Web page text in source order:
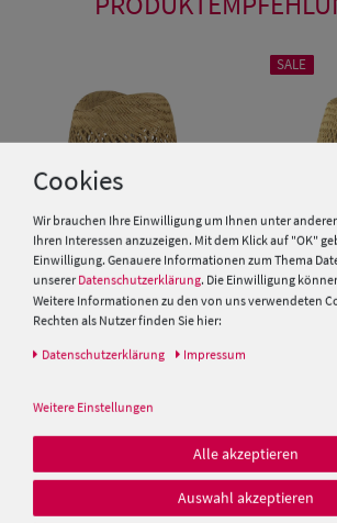
Luftiger leichter Stroh
Stroh mit 4-Fach Kordel-
39,99 €
SALE
Cookies
Wir brauchen Ihre Einwilligung um Ihnen unter
Ihren Interessen anzuzeigen. Mit dem Klick auf "OK"
Einwilligung. Genauere Informationen zum Thema
unsererDatenschutzerklärung. Die Einwilligung
Weitere Informationen zu den von uns verwendeten
Rechten als Nutzer finden Sie hier:
Daten­schutz­erklärung Impressum
Weitere Einstellungen
Alle akzeptieren
Auswahl akzeptieren